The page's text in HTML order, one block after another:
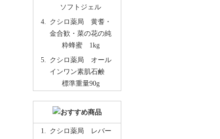
ソフトジェル
クシロ薬局 黄耆・
金合歓・菜の花の純
粋蜂蜜 1kg
クシロ薬局 オール
インワン素肌石鹸
標準重量90g
クシロ薬局 レバー